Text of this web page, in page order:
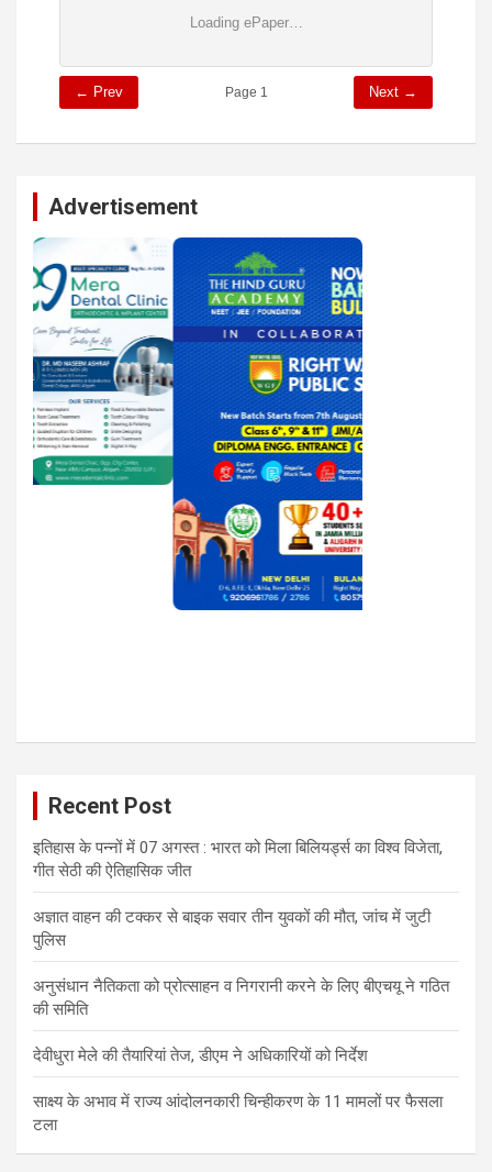
Loading ePaper…
← Prev Page 1 Next →
Advertisement
Recent Post
इतिहास के पन्नों में 07 अगस्त : भारत को मिला बिलियर्ड्स का विश्व विजेता,
गीत सेठी की ऐतिहासिक जीत
अज्ञात वाहन की टक्कर से बाइक सवार तीन युवकों की मौत, जांच में जुटी
पुलिस
अनुसंधान नैतिकता को प्रोत्साहन व निगरानी करने के लिए बीएचयू ने गठित
की समिति
देवीधुरा मेले की तैयारियां तेज, डीएम ने अधिकारियों को निर्देश
साक्ष्य के अभाव में राज्य आंदोलनकारी चिन्हीकरण के 11 मामलों पर फैसला
टला